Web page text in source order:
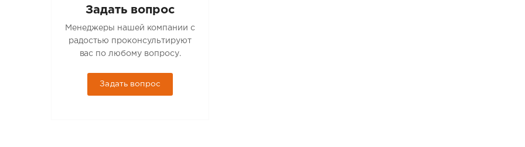
Задать вопрос
Менеджеры нашей компании с
радостью проконсультируют
вас по любому вопросу.
Задать вопрос